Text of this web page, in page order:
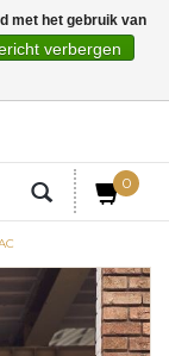
0
met het gebruik van
verbergen